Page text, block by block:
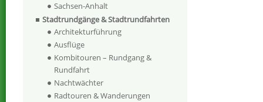
Sachsen-Anhalt
Stadtrundgänge & Stadtrundfahrten
Architekturführung
Ausflüge
Kombitouren – Rundgang &
Rundfahrt
Nachtwächter
Radtouren & Wanderungen